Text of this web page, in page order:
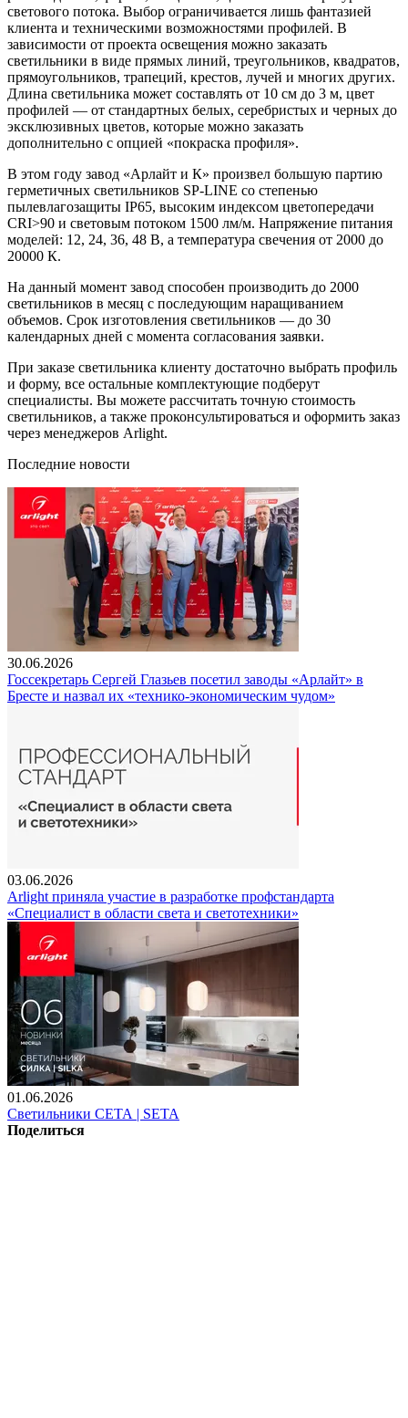
светового потока. Выбор ограничивается лишь фантазией
клиента и техническими возможностями профилей. В
зависимости от проекта освещения можно заказать
светильники в виде прямых линий, треугольников, квадратов,
прямоугольников, трапеций, крестов, лучей и многих других.
Длина светильника может составлять от 10 см до 3 м, цвет
профилей — от стандартных белых, серебристых и черных до
эксклюзивных цветов, которые можно заказать
дополнительно с опцией «покраска профиля».
В этом году завод «Арлайт и К» произвел большую партию
герметичных светильников SP-LINE со степенью
пылевлагозащиты IP65, высоким индексом цветопередачи
CRI>90 и световым потоком 1500 лм/м. Напряжение питания
моделей: 12, 24, 36, 48 В, а температура свечения от 2000 до
20000 К.
На данный момент завод способен производить до 2000
светильников в месяц с последующим наращиванием
объемов. Срок изготовления светильников — до 30
календарных дней с момента согласования заявки.
При заказе светильника клиенту достаточно выбрать профиль
и форму, все остальные комплектующие подберут
специалисты. Вы можете рассчитать точную стоимость
светильников, а также проконсультироваться и оформить заказ
через менеджеров Arlight.
Последние новости
30.06.2026
Госсекретарь Сергей Глазьев посетил заводы «Арлайт» в
Бресте и назвал их «технико-экономическим чудом»
03.06.2026
Arlight приняла участие в разработке профстандарта
«Специалист в области света и светотехники»
01.06.2026
Светильники СЕТА | SETA
Поделиться